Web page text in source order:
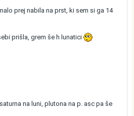
prej nabila na prst, ki sem si ga 14
prišla, grem še h lunatici
na luni, plutona na p. asc pa še